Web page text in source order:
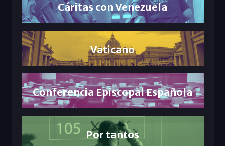
Cáritas con Venezuela
Vaticano
Conferencia Episcopal Española
Por tantos